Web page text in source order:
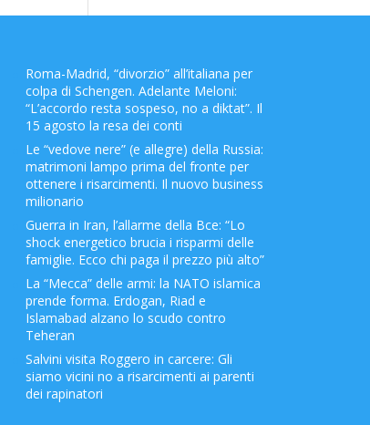
Roma-Madrid, “divorzio” all’italiana per
colpa di Schengen. Adelante Meloni:
“L’accordo resta sospeso, no a diktat”. Il
15 agosto la resa dei conti
Le “vedove nere” (e allegre) della Russia:
matrimoni lampo prima del fronte per
ottenere i risarcimenti. Il nuovo business
milionario
Guerra in Iran, l’allarme della Bce: “Lo
shock energetico brucia i risparmi delle
famiglie. Ecco chi paga il prezzo più alto”
La “Mecca” delle armi: la NATO islamica
prende forma. Erdogan, Riad e
Islamabad alzano lo scudo contro
Teheran
Salvini visita Roggero in carcere: Gli
siamo vicini no a risarcimenti ai parenti
dei rapinatori